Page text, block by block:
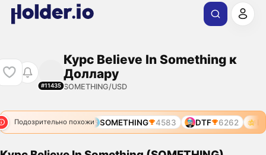
#11435
Курс Believe In Something к
Доллару
SOMETHING/USD
Подозрительно похожиSOMETHING 4583 DTF 6262 BIS